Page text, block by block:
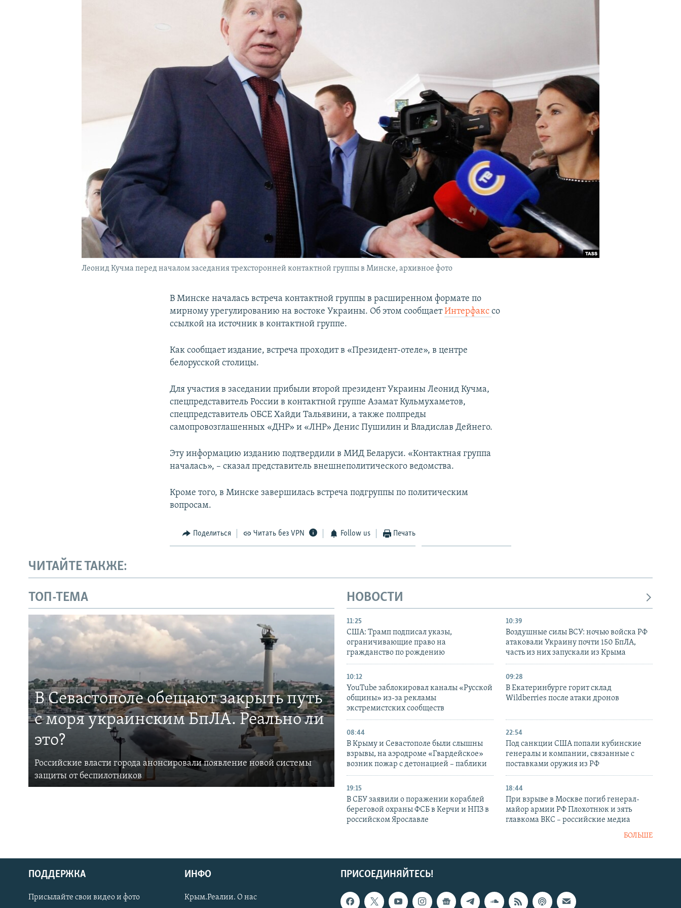
Українською
Леонид Кучма перед началом заседания трехсторонней контактной группы в Минске, архивное фото
В Минске началась встреча контактной группы в расширенном формате по
мирному урегулированию на востоке Украины. Об этом сообщаетИнтерфакссо
ссылкой на источник в контактной группе.
Как сообщает издание, встреча проходит в «Президент-отеле», в центре
белорусской столицы.
Для участия в заседании прибыли второй президент Украины Леонид Кучма,
спецпредставитель России в контактной группе Азамат Кульмухаметов,
спецпредставитель ОБСЕ Хайди Тальявини, а также полпреды
самопровозглашенных «ДНР» и «ЛНР» Денис Пушилин и Владислав Дейнего.
Эту информацию изданию подтвердили в МИД Беларуси. «Контактная группа
началась», – сказал представитель внешнеполитического ведомства.
Кроме того, в Минске завершилась встреча подгруппы по политическим
вопросам.
Поделиться Читать без VPN Follow us Печать
ЧИТАЙТЕ ТАКЖЕ:
ТОП-ТЕМА
В Севастополе обещают закрыть путь
с моря украинским БпЛА. Реально ли
это?
Российские власти города анонсировали появление новой системы
защиты от беспилотников
НОВОСТИ
11:25
США: Трамп подписал указы,
ограничивающие право на
гражданство по рождению
10:39
Воздушные силы ВСУ: ночью войска РФ
атаковали Украину почти 150 БпЛА,
часть из них запускали из Крыма
10:12
YouTube заблокировал каналы «Русской
общины» из-за рекламы
экстремистских сообществ
09:28
В Екатеринбурге горит склад
Wildberries после атаки дронов
08:44
В Крыму и Севастополе были слышны
взрывы, на аэродроме «Гвардейское»
возник пожар с детонацией – паблики
22:54
Под санкции США попали кубинские
генералы и компании, связанные с
поставками оружия из РФ
19:15
В СБУ заявили о поражении кораблей
береговой охраны ФСБ в Керчи и НПЗ в
российском Ярославле
18:44
При взрыве в Москве погиб генерал-
майор армии РФ Плохотнюк и зять
главкома ВКС – российские медиа
БОЛЬШЕ
ПРИСОЕДИНЯЙТЕСЬ!
ПОДДЕРЖКА
Присылайте свои видео и фото
ИНФО
Крым.Реалии. О нас